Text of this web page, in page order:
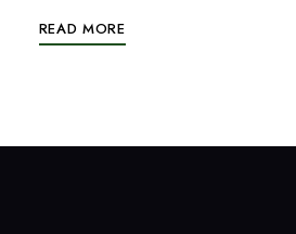
READ MORE